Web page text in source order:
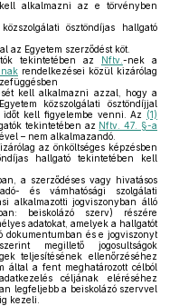
kell alkalmazni az e törvényben
ösztöndíjas hallgató
az Egyetem szerződést köt.
tekintetében az Nftv. -nek a
rendelkezései közül kizárólag
kell alkalmazni azzal, hogy a
közszolgálati ösztöndíjjal
időt kell figyelembe venni. Az (1)
tekintetében az Nftv. 47. §-a
– nem alkalmazandó.
az önköltséges képzésben
hallgató tekintetében kell
a szerződéses vagy hivatásos
és vámhatósági szolgálati
alkalmazotti jogviszonyban álló
beiskolázó szerv) részére
adatokat, amelyek a hallgatót
dokumentumban és e jogviszonyt
megillető jogosultságok
teljesítésének ellenőrzéséhez
által a fent meghatározott célból
céljának eléréséhez
legfeljebb a beiskolázó szervvel
kezeli.